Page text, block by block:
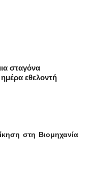
σταγόνα
εθελοντή
στη Βιομηχανία